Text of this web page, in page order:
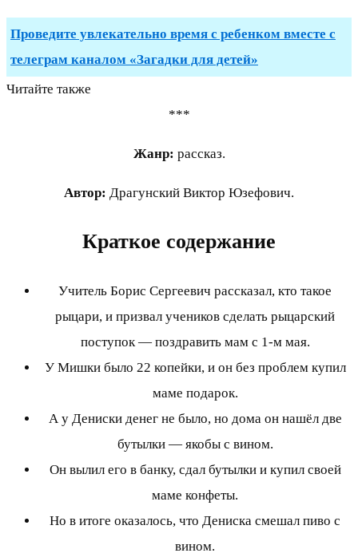
Проведите увлекательно время с ребенком вместе с
телеграм каналом «Загадки для детей»
Читайте также
***
Жанр: рассказ.
Автор: Драгунский Виктор Юзефович.
Краткое содержание
Учитель Борис Сергеевич рассказал, кто такое
рыцари, и призвал учеников сделать рыцарский
поступок — поздравить мам с 1-м мая.
У Мишки было 22 копейки, и он без проблем купил
маме подарок.
А у Дениски денег не было, но дома он нашёл две
бутылки — якобы с вином.
Он вылил его в банку, сдал бутылки и купил своей
маме конфеты.
Но в итоге оказалось, что Дениска смешал пиво с
вином.